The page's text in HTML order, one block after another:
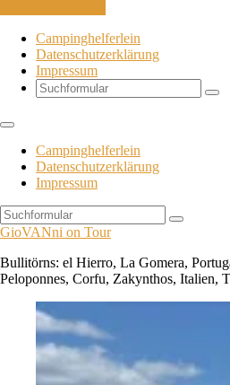
Campinghelferlein
Datenschutzerklärung
Impressum
Campinghelferlein
Datenschutzerklärung
Impressum
Search
GioVANni on Tour
Bullitörns: el Hierro, La Gomera,
Peloponnes, Corfu, Zakynthos, Italien,